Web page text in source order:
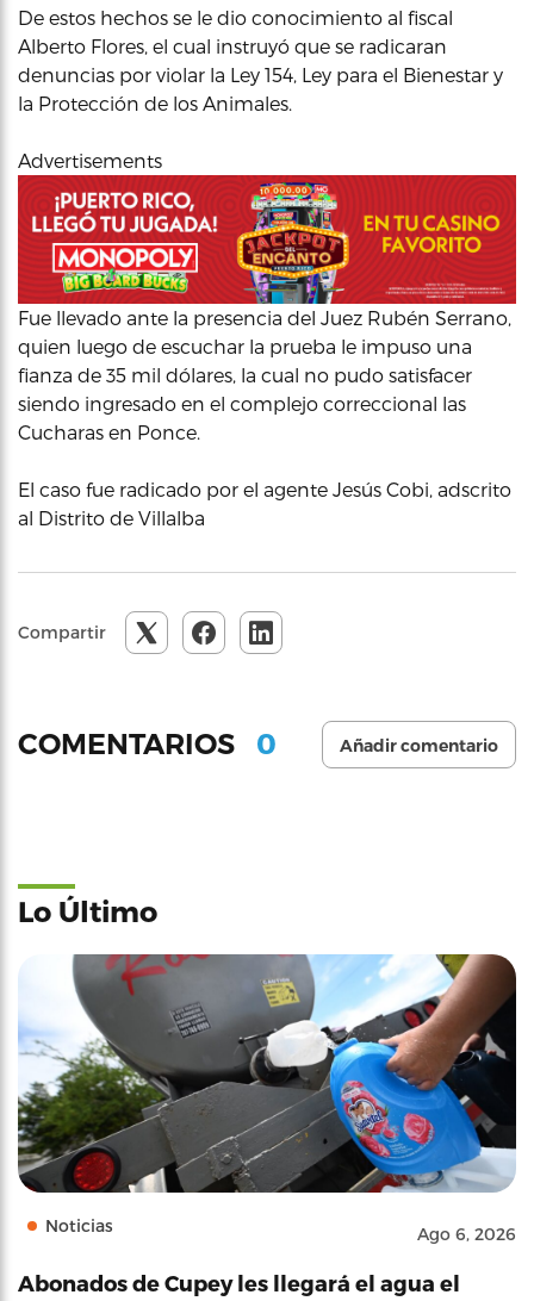
De estos hechos se le dio conocimiento al fiscal
Alberto Flores, el cual instruyó que se radicaran
denuncias por violar la Ley 154, Ley para el Bienestar y
la Protección de los Animales.
Advertisements
Fue llevado ante la presencia del Juez Rubén Serrano,
quien luego de escuchar la prueba le impuso una
fianza de 35 mil dólares, la cual no pudo satisfacer
siendo ingresado en el complejo correccional las
Cucharas en Ponce.
El caso fue radicado por el agente Jesús Cobi, adscrito
al Distrito de Villalba
Compartir
COMENTARIOS 0 Añadir comentario
Lo Último
Noticias Ago 6, 2026
Abonados de Cupey les llegará el agua el